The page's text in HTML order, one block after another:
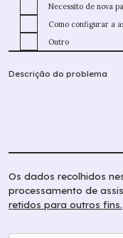
Soluções
com planos
organização.
Necessito de nova
Como configurar a
Outro
Os dados recolhidos
processamento de
retidos para outros fins.